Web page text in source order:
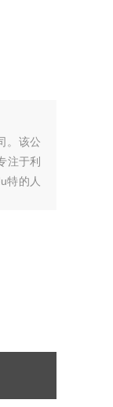
。该公
注于利
特的人